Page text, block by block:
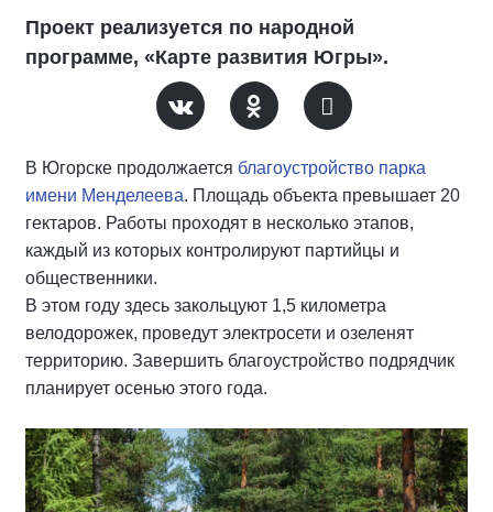
Проект реализуется по народной
программе, «Карте развития Югры».
В Югорске продолжается благоустройство парка
имени Менделеева. Площадь объекта превышает 20
гектаров. Работы проходят в несколько этапов,
каждый из которых контролируют партийцы и
общественники.
В этом году здесь закольцуют 1,5 километра
велодорожек, проведут электросети и озеленят
территорию. Завершить благоустройство подрядчик
планирует осенью этого года.